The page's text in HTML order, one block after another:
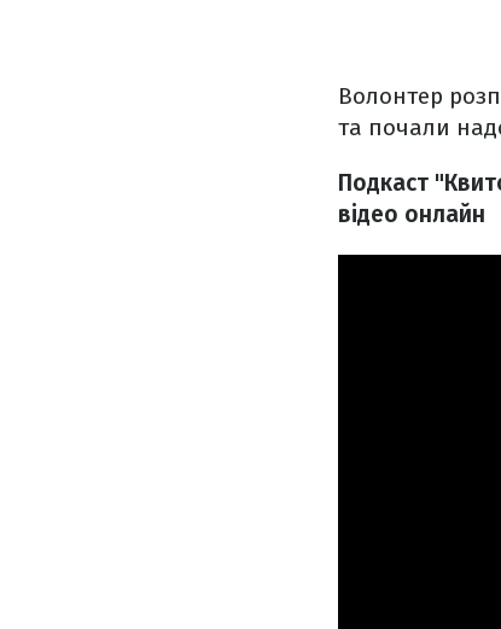
Волонтер
та почали
Подкаст
відео онлайн